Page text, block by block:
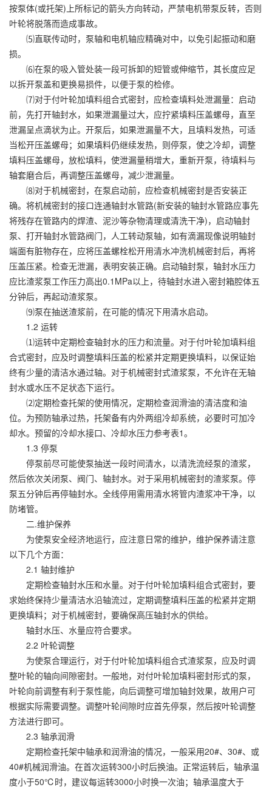
按泵体(或托架)上所标记的箭头方向转动，严禁电机带泵反转，否则
叶轮将脱落而造成事故。
⑸直联传动时，泵轴和电机轴应精确对中，以免引起振动和磨
损。
⑹在泵的吸入管处装一段可拆卸的短管或伸缩节，其长度应足
以拆开泵盖和更换易损件，以便于泵的检修。
⑺对于付叶轮加填料组合式密封，应检查填料处泄漏量：启动
前，先打开轴封水，如果泄漏量过大，应拧紧填料压盖螺母，直至
泄漏呈点滴状为止。开泵后，如果泄漏量不大，且填料发热，可适
当松开压盖螺母；如果填料仍继续发热，则停泵，使之冷却，调整
填料压盖螺母，放松填料，使泄漏量稍增大，重新开泵，待填料与
轴套磨合后，再调整压盖螺母，减少泄漏量。
⑻对于机械密封，在泵启动前，应检查机械密封是否安装正
确。将机械密封的接口连通轴封水管路(新安装的轴封水管路应事先
将残存在管路内的焊渣、泥沙等杂物清理或清洗干净)，启动轴封
泵、打开轴封水管路阀门，人工转动泵轴，如有滴漏现像说明轴封
端面有脏物存在，应将压盖螺栓松开用清水冲洗机械密封后，再将
压盖压紧。检查无泄漏，表明安装正确。启动轴封泵，轴封水压力
应比渣浆泵工作压力高出0.1MPa以上，待轴封水进入密封箱腔体五
分钟后，再起动渣浆泵。
⑼泵在抽送渣浆前，在可能的情况下用清水启动。
1.2 运转
⑴运转中定期检查轴封水的压力和流量。对于付叶轮加填料组
合式密封，应及时调整填料压盖的松紧并定期更换填料，以保证始
终有少量的清洁水通过轴。对于机械密封式渣浆泵，不允许在无轴
封水或水压不足状态下运行。
⑵定期检查托架的使用情况，定期检查润滑油的清洁度和油
位。为预防轴承过热，托架备有内外两组冷却系统，必要时可加冷
却水。预留的冷却水接口、冷却水压力参考表1。
1.3 停泵
停泵前尽可能使泵抽送一段时间清水，以清洗流经泵的渣浆，
然后依次关闭泵、阀门、轴封水。对于采用机械密封的渣浆泵。停
泵五分钟后再停轴封水。全线停用需用清水将管内渣浆冲干净，以
防堵管。
二.维护保养
为使泵安全经济地运行，应注意日常的维护，维护保养请注意
以下几个方面：
2.1 轴封维护
定期检查轴封水压和水量。对于付叶轮加填料组合式密封，要
求始终保持少量清洁水沿轴流过，定期调整填料压盖的松紧并定期
更换填料；对于机械密封，要确保高压轴封水的供给。
轴封水压、水量应符合要求。
2.2 叶轮调整
为使泵合理运行，对于付叶轮加填料组合式渣浆泵，应及时调
整叶轮的轴向间隙密封。一般地，对付叶轮加填料密封形式的泵，
叶轮向前调整有利于泵性能，向后调整可增加轴封效果，故用户可
根据实际需要调整。调整叶轮间隙时应首先停泵，然后按叶轮调整
方法进行即可。
2.3 轴承润滑
定期检查托架中轴承和润滑油的情况，一般采用20#、30#、或
40#机械润滑油。在首次运转300小时后换油。正常运转后，轴承温
度小于50℃时，建议每运转3000小时换一次油；轴承温度大于